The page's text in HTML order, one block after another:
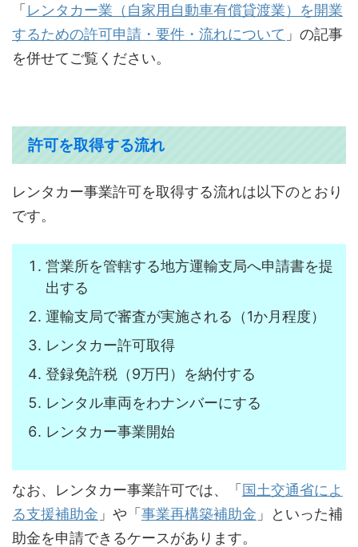
「レンタカー業（自家用自動車有償貸渡業）を開業
するための許可申請・要件・流れについて 」の記事
を併せてご覧ください。
許可を取得する流れ
レンタカー事業許可を取得する流れは以下のとおり
です。
営業所を管轄する地方運輸支局へ申請書を提
出する
運輸支局で審査が実施される（1か月程度）
レンタカー許可取得
登録免許税（9万円）を納付する
レンタル車両をわナンバーにする
レンタカー事業開始
なお、レンタカー事業許可では、「国土交通省によ
る支援補助金 」や「事業再構築補助金 」といった補
助金を申請できるケースがあります。